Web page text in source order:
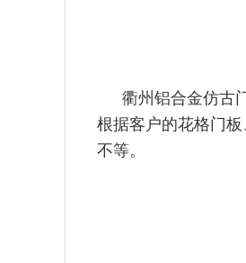
衢州铝合金仿古
根据客户的花格门板
不等。